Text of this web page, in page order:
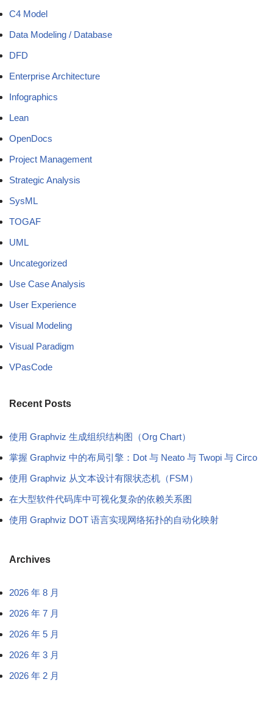
C4 Model
Data Modeling / Database
DFD
Enterprise Architecture
Infographics
Lean
OpenDocs
Project Management
Strategic Analysis
SysML
TOGAF
UML
Uncategorized
Use Case Analysis
User Experience
Visual Modeling
Visual Paradigm
VPasCode
Recent Posts
使用 Graphviz 生成组织结构图（Org Chart）
掌握 Graphviz 中的布局引擎：Dot 与 Neato 与 Twopi 与 Circo
使用 Graphviz 从文本设计有限状态机（FSM）
在大型软件代码库中可视化复杂的依赖关系图
使用 Graphviz DOT 语言实现网络拓扑的自动化映射
Archives
2026 年 8 月
2026 年 7 月
2026 年 5 月
2026 年 3 月
2026 年 2 月